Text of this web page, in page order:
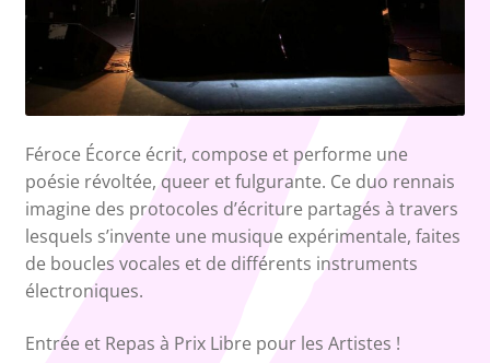
Féroce Écorce écrit, compose et performe une
poésie révoltée, queer et fulgurante. Ce duo rennais
imagine des protocoles d’écriture partagés à travers
lesquels s’invente une musique expérimentale, faites
de boucles vocales et de différents instruments
électroniques.
Entrée et Repas à Prix Libre pour les Artistes !